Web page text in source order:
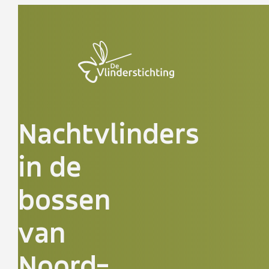
Nachtvlinders
in de
bossen
van